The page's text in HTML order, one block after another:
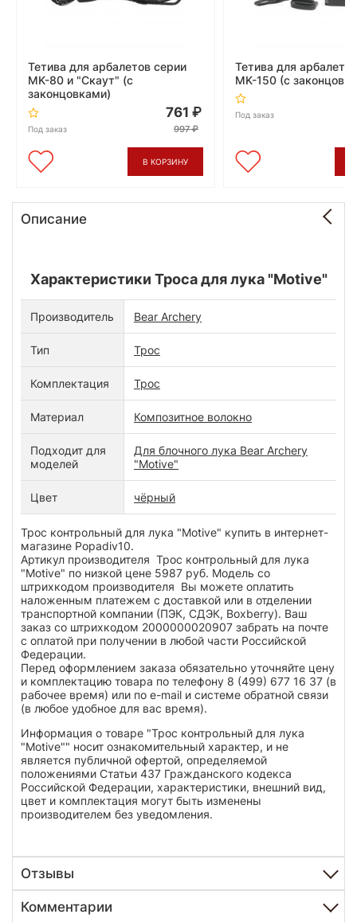
Тетива для арбалетов серии
MK-80 и "Скаут" (с
законцовками)
Под заказ
761
997
В КОРЗИНУ
Тетива для
MK-150 (с
Под заказ
Описание
Характеристики Троса для лука "Motive"
Производитель Bear Archery
Тип Трос
Комплектация Трос
Материал Композитное волокно
Подходит для
моделей
Для блочного лука Bear Archery
"Motive"
Цвет чёрный
Трос контрольный для лука "Motive" купить в интернет-
магазине Popadiv10.
Артикул производителя Трос контрольный для лука
"Motive" по низкой цене 5987 руб. Модель со
штрихкодом производителя Вы можете оплатить
наложенным платежем с доставкой или в отделении
транспортной компании (ПЭК, СДЭК, Boxberry). Ваш
заказ со штрихкодом 2000000020907 забрать на почте
с оплатой при получении в любой части Российской
Федерации.
Перед оформлением заказа обязательно уточняйте цену
и комплектацию товара по телефону 8 (499) 677 16 37 (в
рабочее время) или по e-mail и системе обратной связи
(в любое удобное для вас время).
Информация о товаре "Трос контрольный для лука
"Motive"" носит ознакомительный характер, и не
является публичной офертой, определяемой
положениями Статьи 437 Гражданского кодекса
Российской Федерации, характеристики, внешний вид,
цвет и комплектация могут быть изменены
производителем без уведомления.
Отзывы
Комментарии